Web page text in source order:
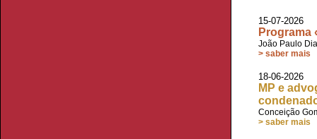
15-07-2026
Programa
João Paulo
> saber mais
18-06-
MP e
Conceição
> saber mais